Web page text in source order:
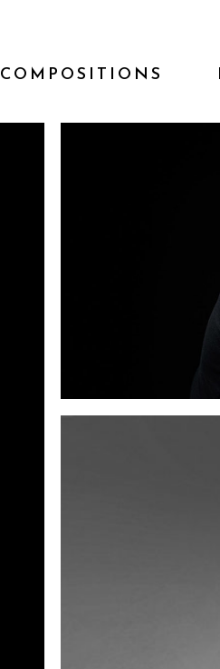
COMPOSITIONS